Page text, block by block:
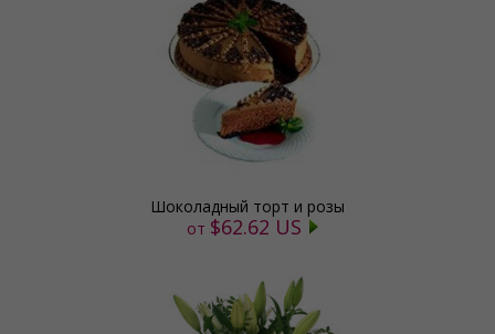
Шоколадный торт и розы
от $62.62 US